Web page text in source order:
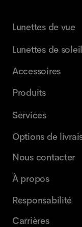
Lunettes de vue
Lunettes de soleil
Accessoires
Produits
Services
Options de
Nous contacter
À propos
Responsabilité
Carrières